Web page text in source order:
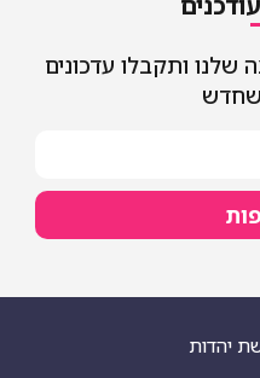
ותקבלו עדכונים
יהדות